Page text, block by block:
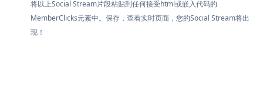
将以上Social Stream片段粘贴到任何接受html或嵌入代码的
MemberClicks元素中。保存，查看实时页面，您的Social Stream将出
现！